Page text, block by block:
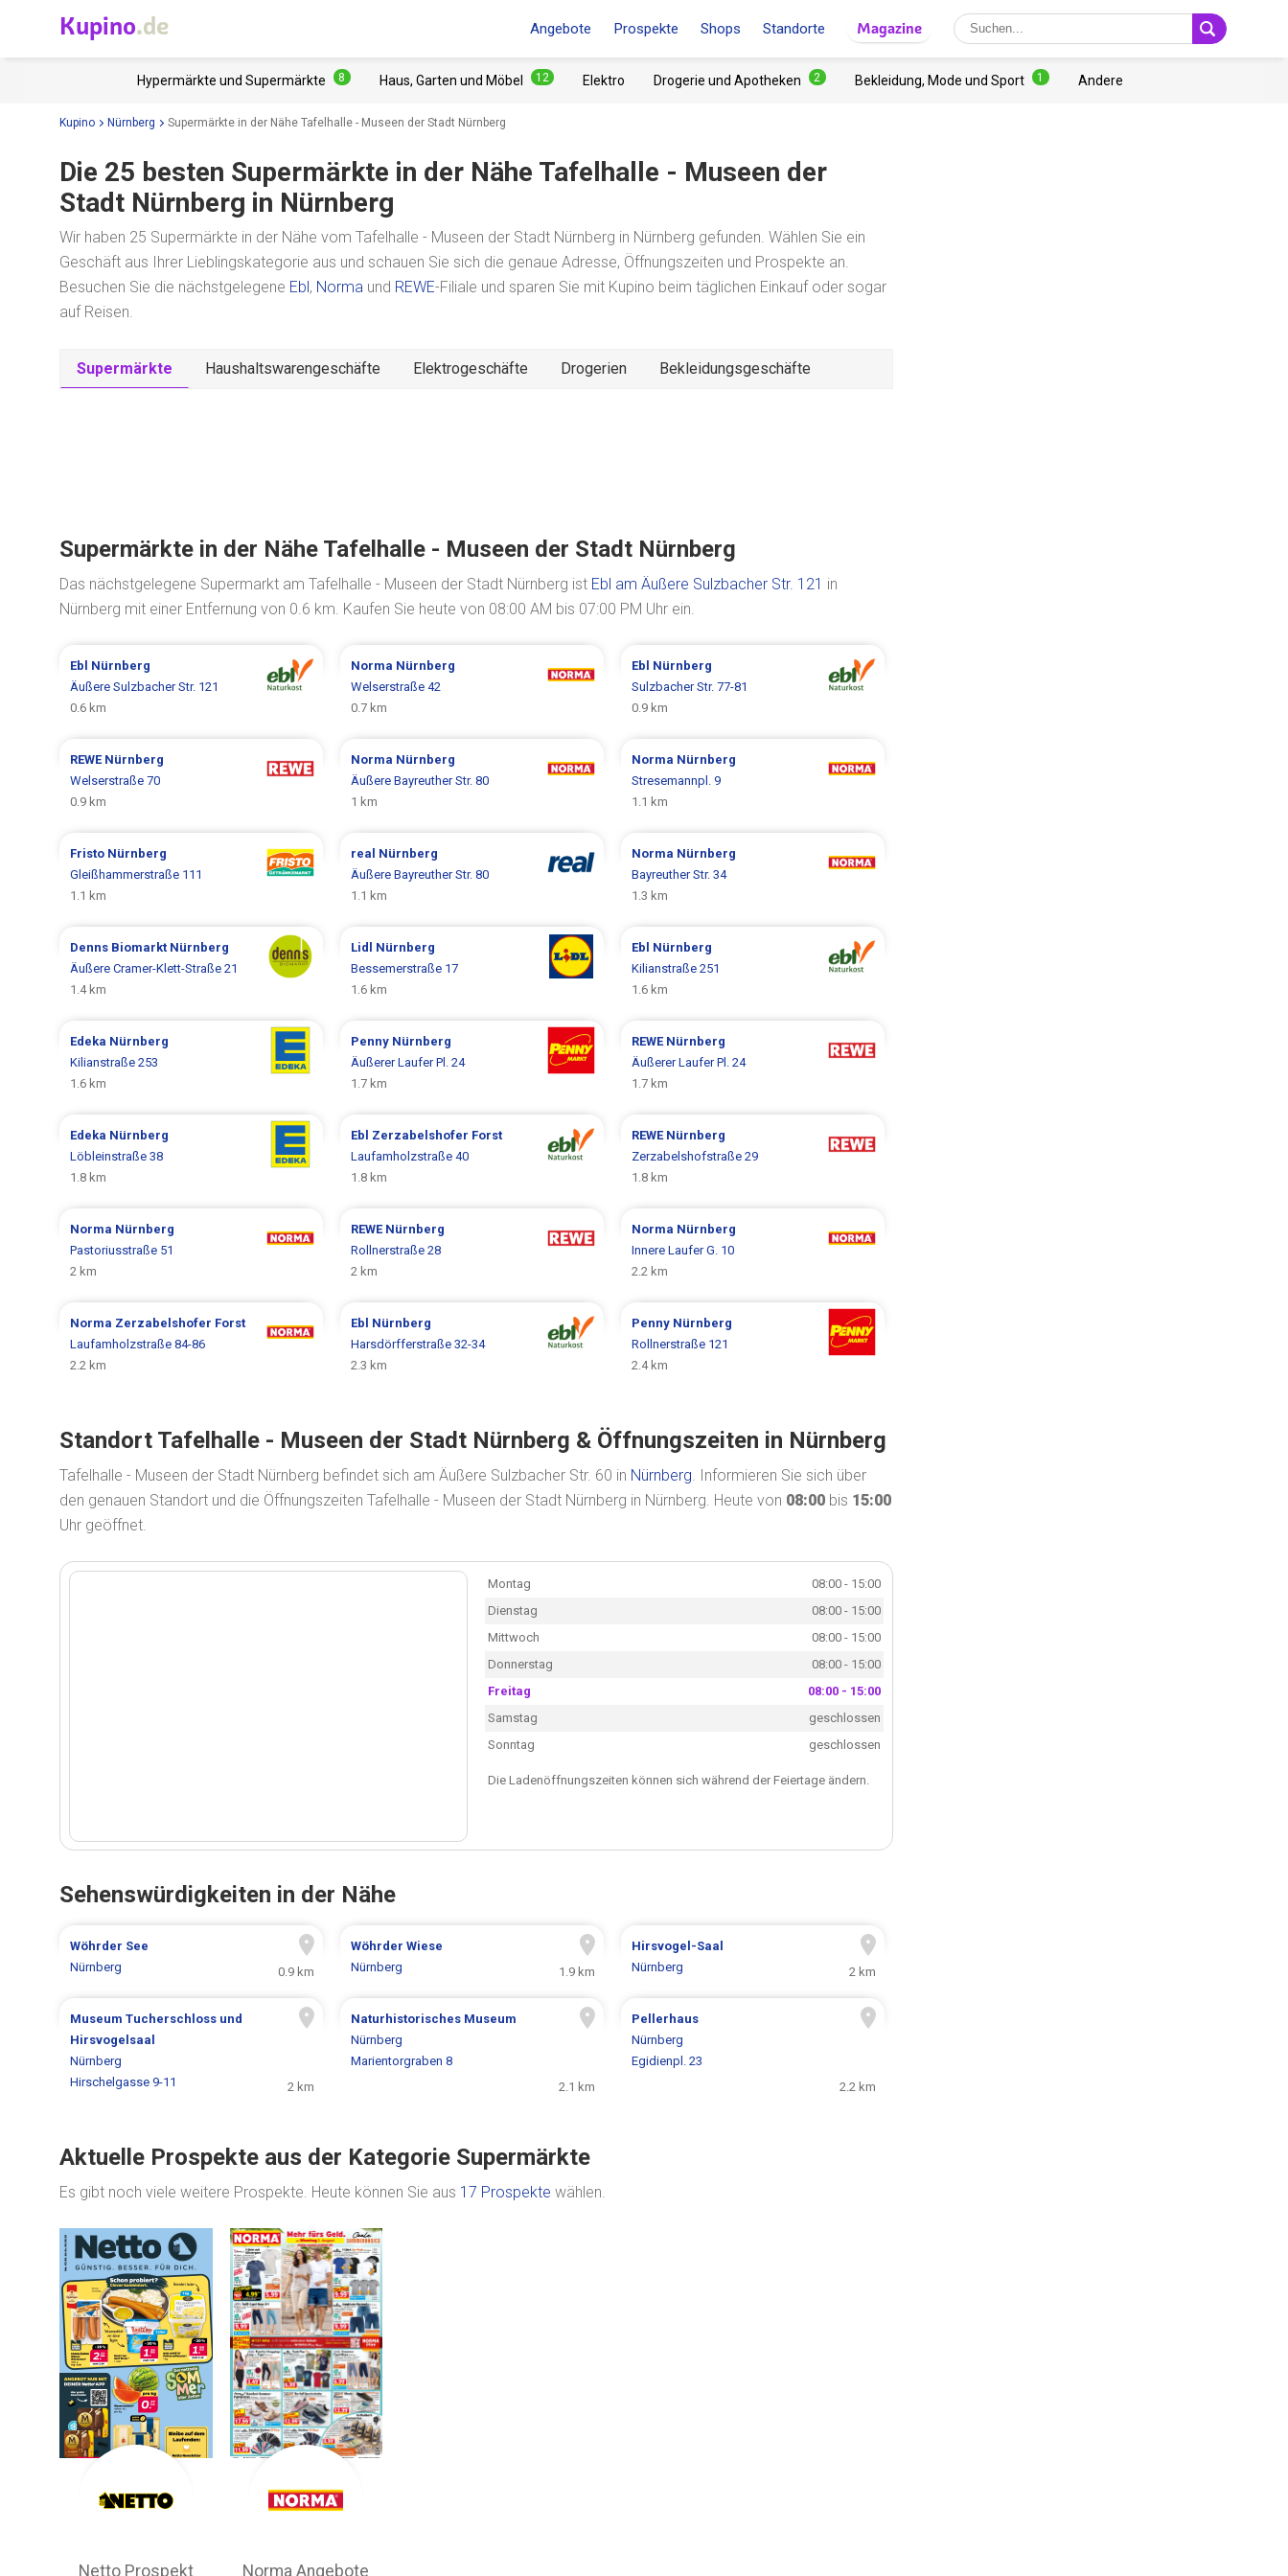
Kupino.de Angebote Prospekte Shops Standorte Magazine
Hypermärkte und Supermärkte 8 Haus, Garten und Möbel 12 Elektro Drogerie und Apotheken 2 Bekleidung, Mode und Sport 1 Andere
Kupino Nürnberg Supermärkte in der Nähe Tafelhalle - Museen der Stadt Nürnberg
Die 25 besten Supermärkte in der Nähe Tafelhalle - Museen der
Stadt Nürnberg in Nürnberg
Wir haben 25 Supermärkte in der Nähe vom Tafelhalle - Museen der Stadt Nürnberg in Nürnberg gefunden. Wählen Sie ein
Geschäft aus Ihrer Lieblingskategorie aus und schauen Sie sich die genaue Adresse, Öffnungszeiten und Prospekte an.
Besuchen Sie die nächstgelegene Ebl, Norma und REWE-Filiale und sparen Sie mit Kupino beim täglichen Einkauf oder sogar
auf Reisen.
Supermärkte Haushaltswarengeschäfte Elektrogeschäfte Drogerien Bekleidungsgeschäfte
Supermärkte in der Nähe Tafelhalle - Museen der Stadt Nürnberg
Das nächstgelegene Supermarkt am Tafelhalle - Museen der Stadt Nürnberg ist Ebl am Äußere Sulzbacher Str. 121 in
Nürnberg mit einer Entfernung von 0.6 km. Kaufen Sie heute von 08:00 AM bis 07:00 PM Uhr ein.
Ebl Nürnberg
Äußere Sulzbacher Str. 121
0.6 km
Norma Nürnberg
Welserstraße 42
0.7 km
Ebl Nürnberg
Sulzbacher Str. 77-81
0.9 km
REWE Nürnberg
Welserstraße 70
0.9 km
Norma Nürnberg
Äußere Bayreuther Str. 80
1 km
Norma Nürnberg
Stresemannpl. 9
1.1 km
Fristo Nürnberg
Gleißhammerstraße 111
1.1 km
real Nürnberg
Äußere Bayreuther Str. 80
1.1 km
Norma Nürnberg
Bayreuther Str. 34
1.3 km
Denns Biomarkt Nürnberg
Äußere Cramer-Klett-Straße 21
1.4 km
Lidl Nürnberg
Bessemerstraße 17
1.6 km
Ebl Nürnberg
Kilianstraße 251
1.6 km
Edeka Nürnberg
Kilianstraße 253
1.6 km
Penny Nürnberg
Äußerer Laufer Pl. 24
1.7 km
REWE Nürnberg
Äußerer Laufer Pl. 24
1.7 km
Edeka Nürnberg
Löbleinstraße 38
1.8 km
Ebl Zerzabelshofer Forst
Laufamholzstraße 40
1.8 km
REWE Nürnberg
Zerzabelshofstraße 29
1.8 km
Norma Nürnberg
Pastoriusstraße 51
2 km
REWE Nürnberg
Rollnerstraße 28
2 km
Norma Nürnberg
Innere Laufer G. 10
2.2 km
Norma Zerzabelshofer Forst
Laufamholzstraße 84-86
2.2 km
Ebl Nürnberg
Harsdörfferstraße 32-34
2.3 km
Penny Nürnberg
Rollnerstraße 121
2.4 km
Standort Tafelhalle - Museen der Stadt Nürnberg & Öffnungszeiten in Nürnberg
Tafelhalle - Museen der Stadt Nürnberg befindet sich am Äußere Sulzbacher Str. 60 in Nürnberg. Informieren Sie sich über
den genauen Standort und die Öffnungszeiten Tafelhalle - Museen der Stadt Nürnberg in Nürnberg. Heute von 08:00 bis 15:00
Uhr geöffnet.
Montag
08:00 - 15:00
Dienstag
08:00 - 15:00
Mittwoch
08:00 - 15:00
Donnerstag
08:00 - 15:00
Freitag
08:00 - 15:00
Samstag
geschlossen
Sonntag
geschlossen
Die Ladenöffnungszeiten können sich während der Feiertage ändern.
Sehenswürdigkeiten in der Nähe
Wöhrder See
Nürnberg
0.9 km
Wöhrder Wiese
Nürnberg
1.9 km
Hirsvogel-Saal
Nürnberg
2 km
Museum Tucherschloss und
Hirsvogelsaal
Nürnberg
Hirschelgasse 9-11
2 km
Naturhistorisches Museum
Nürnberg
Marientorgraben 8
2.1 km
Pellerhaus
Nürnberg
Egidienpl. 23
2.2 km
Aktuelle Prospekte aus der Kategorie Supermärkte
Es gibt noch viele weitere Prospekte. Heute können Sie aus 17 Prospekte wählen.
Netto Prospekt Norma Angebote